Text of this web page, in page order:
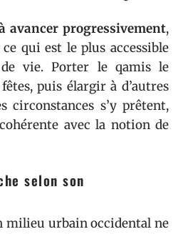
avancer progressivement,
qui est le plus accessible
vie. Porter le qamis le
puis élargir à d’autres
circonstances s’y prêtent,
avec la notion de
selon son
milieu urbain occidental ne